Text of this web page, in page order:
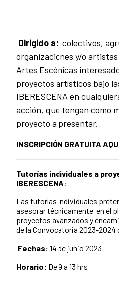
Dirigido a: colectivos,
organizaciones y/o
Artes Escénicas
proyectos artísticos bajo
IBERESCENA en
acción, que tengan como
proyecto a presentar.
INSCRIPCIÓN GRATUITA
Tutorías individuales a
IBERESCENA:
Las tutorías individuales
asesorar técnicamente en el
proyectos avanzados y
de la Convocatoria 2023-2024
Fechas: 14 de junio 2023
Horario: De9 a 13 hrs